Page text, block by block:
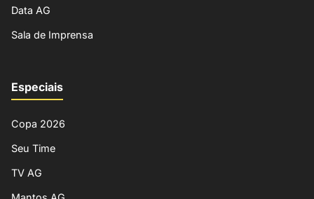
Data AG
Sala de Imprensa
Especiais
Copa 2026
Seu Time
TV AG